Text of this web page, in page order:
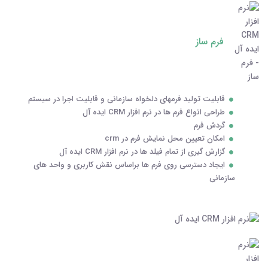
فرم ساز
قابلیت تولید فرمهای دلخواه سازمانی و قابلیت اجرا در سیستم
طراحی انواع فرم ها در نرم افزار CRM ایده آل
گردش فرم
امکان تعیین محل نمایش فرم در crm
گزارش گیری از تمام فیلد ها در نرم افزار CRM ایده آل
ایجاد دسترسی روی فرم ها براساس نقش کاربری و واحد های
سازمانی